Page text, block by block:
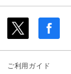
ご利用ガイド